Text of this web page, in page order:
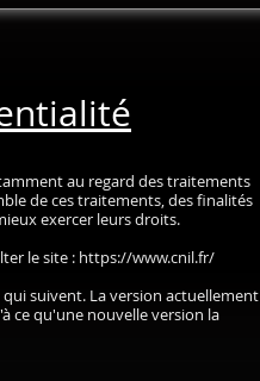
au regard des traitements
de ces traitements, des finalités
exercer leurs droits.
le site : https://www.cnil.fr/
suivent. La version actuellement
ce qu'une nouvelle version la